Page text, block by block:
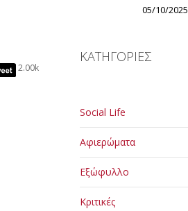
2.00k
05/10/2025
ΚΑΤΗΓΟΡΙΕΣ
Social Life
Αφιερώματα
Εξώφυλλο
Κριτικές